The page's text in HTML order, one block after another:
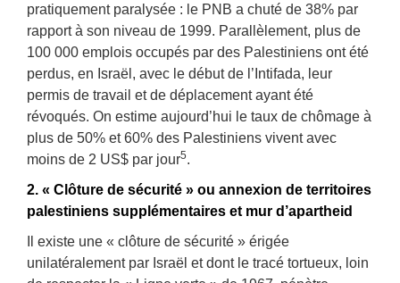
pratiquement paralysée : le PNB a chuté de 38% par
rapport à son niveau de 1999. Parallèlement, plus de
100 000 emplois occupés par des Palestiniens ont été
perdus, en Israël, avec le début de l’Intifada, leur
permis de travail et de déplacement ayant été
révoqués. On estime aujourd’hui le taux de chômage à
plus de 50% et 60% des Palestiniens vivent avec
moins de 2 US$ par jour5.
2. « Clôture de sécurité » ou annexion de territoires
palestiniens supplémentaires et mur d’apartheid
Il existe une « clôture de sécurité » érigée
unilatéralement par Israël et dont le tracé tortueux, loin